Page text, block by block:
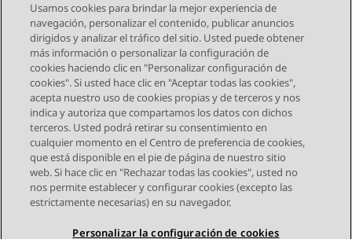
Send Feedback
Navegación de tema
Tema anterior Tema siguiente
STAY CONNECTED
Usamos cookies para brindar la mejor experiencia de
navegación, personalizar el contenido, publicar anuncios
dirigidos y analizar el tráfico del sitio. Usted puede obtener
más información o personalizar la configuración de
cookies haciendo clic en "Personalizar configuración de
cookies". Si usted hace clic en "Aceptar todas las cookies",
acepta nuestro uso de cookies propias y de terceros y nos
indica y autoriza que compartamos los datos con dichos
terceros. Usted podrá retirar su consentimiento en
cualquier momento en el Centro de preferencia de cookies,
que está disponible en el pie de página de nuestro sitio
web. Si hace clic en "Rechazar todas las cookies", usted no
nos permite establecer y configurar cookies (excepto las
estrictamente necesarias) en su navegador.
Personalizar la configuración de cookies